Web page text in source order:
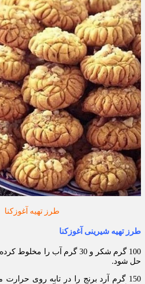
طرز تهیه آغوزکنا
طرز تهیه شیرینی آغوزکنا
100 گرم شکر و 30 گرم آب را
حل شود.
150 گرم آرد برنج را در تابه روی